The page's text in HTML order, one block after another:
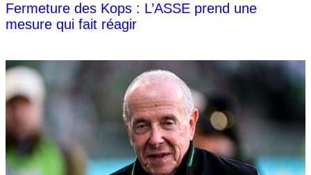
Fermeture des Kops : L’ASSE prend une
mesure qui fait réagir